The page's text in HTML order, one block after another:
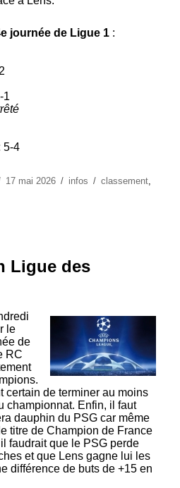
journée de Ligue 1 :
1
5-4
Publié
17 mai 2026 Catégories
infos Étiquettes
classement
Ligue des
le
de
RC
certain de terminer au moins
championnat. Enfin, il faut
dauphin du PSG car même
titre de Champion de France
faudrait que le PSG perde
et que Lens gagne lui les
différence de buts de +15 en